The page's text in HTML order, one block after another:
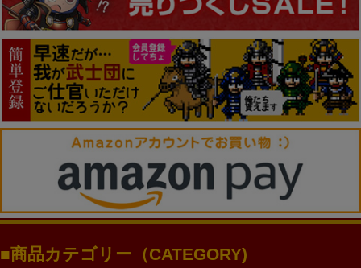
商品カテゴリー（CATEGORY)